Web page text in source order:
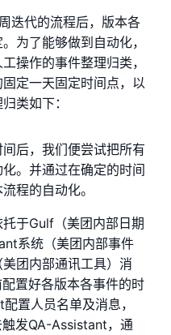
迭代的流程后，版本各
为了能够做到自动化，
操作的事件整理归类，
定一天固定时间点，以
类如下：
后，我们便尝试把所有
。并通过在确定的时间
程的自动化。
于Gulf（美团内部日期
系统（美团内部事件
团内部通讯工具）消
置好各版本各事件的时
置人员名单及消息，
发QA-Assistant，通